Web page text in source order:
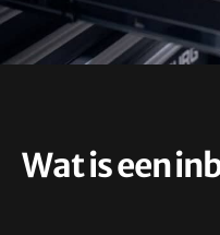
Wat is een